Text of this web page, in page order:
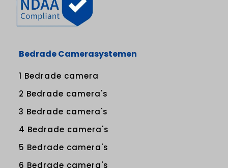
Bedrade Camerasystemen
1 Bedrade camera
2 Bedrade camera's
3 Bedrade camera's
4 Bedrade camera's
5 Bedrade camera's
6 Bedrade camera's